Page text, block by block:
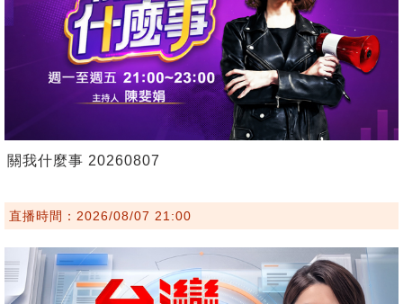
關我什麼事 20260807
直播時間：2026/08/07 21:00